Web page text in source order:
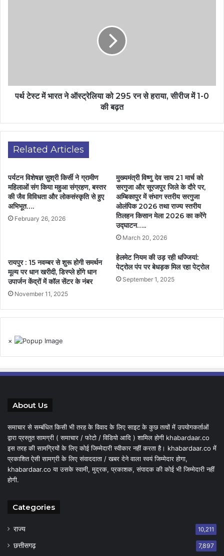
पर्थ टेस्ट में भारत ने ऑस्ट्रेलिया को 295 रन से हराया, सीरीज में 1-0
की बढ़त
Related Articles
पर्यटन विशेषज्ञ सुश्री किर्सी ने ग्रामीण
महिलाओं संग किया महुआ संग्रहण, बस्तर
की जैव विविधता और लोकसंस्कृति से हुए
अभिभूत….
February 26, 2026
मुख्यमंत्री विष्णु देव साय 21 मार्च को
सरगुजा और सूरजपुर जिले के दौरे पर,
अम्बिकापुर में संभाग स्तरीय सरगुजा
ओलंपिक 2026 तथा राज्य स्तरीय
तिलहन किसान मेला 2026 का करेंगे
उद्घाटन…..
March 20, 2026
रायपुर : 15 नवम्बर से शुरू होगी समर्थन
मूल्य पर धान खरीदी, डिस्प्ले होंगे धान
उपार्जन केंद्रों में कॉल सेंटर के नंबर
November 11, 2025
हेलमेट नियम की उड़ रही धज्जियां:
पेट्रोल पंप पर बेधड़क मिल रहा पेट्रोल
September 1, 2025
×
About Us
समाचार से सम्बंधित किसी भी तरह के विवाद के लिए साइट के कुछ तत्वों में उपयोगकर्ताओं
द्वारा प्रस्तुत सामग्री ( समाचार / फोटो / विडियो आदि ) शामिल होगी khabardaar.co
इस तरह की सामग्रियों के लिए कोई जिम्मेदारी स्वीकार नहीं करता है। khabardaar.co में
प्रकाशित ऐसी सामग्री के लिए संवाददाता / खबर देने वाला स्वयं जिम्मेदार होगा,
khabardaar.co या उसके स्वामी, मुद्रक, प्रकाशक, संपादक की कोई भी जिम्मेदारी नहीं
होगी.
Categories
राज्य 10,211
छत्तीसगढ़ 7,897